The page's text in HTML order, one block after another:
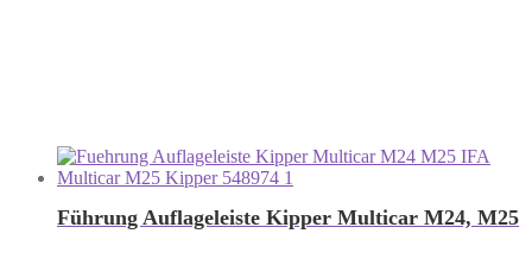
Führung Auflageleiste Kipper Multicar M24, M25